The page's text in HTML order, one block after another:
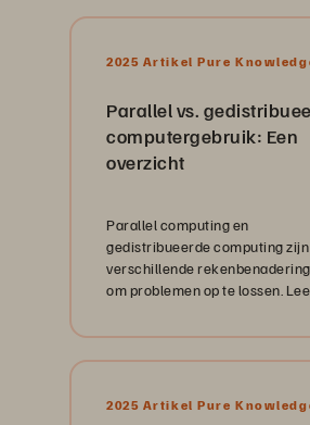
2025 Artikel Pure
Parallel vs.
computergebruik: Een
overzicht
Parallel computing en
gedistribueerde computing
verschillende
om problemen op te lossen.
deze technologieën.
2025 Artikel Pure